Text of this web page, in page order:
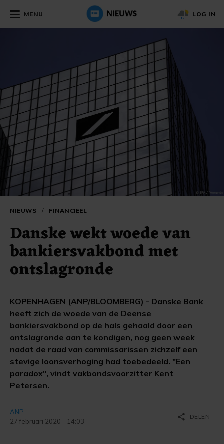
MENU LOG IN
NIEUWS / FINANCIEEL
Danske wekt woede van
bankiersvakbond met
ontslagronde
KOPENHAGEN (ANP/BLOOMBERG) - Danske Bank
heeft zich de woede van de Deense
bankiersvakbond op de hals gehaald door een
ontslagronde aan te kondigen, nog geen week
nadat de raad van commissarissen zichzelf een
stevige loonsverhoging had toebedeeld. "Een
paradox", vindt vakbondsvoorzitter Kent
Petersen.
ANP
27 februari 2020 - 14:03
share DELEN